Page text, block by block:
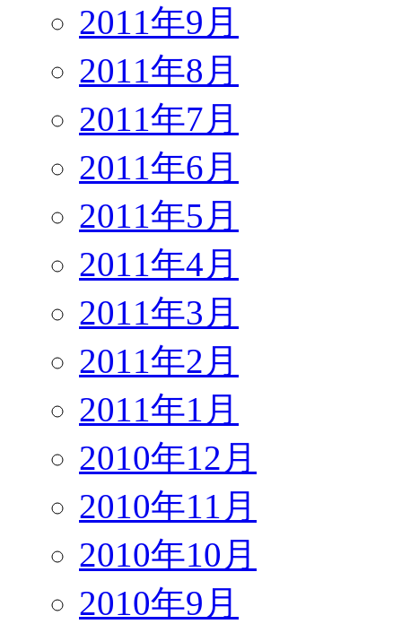
2011年9月
2011年8月
2011年7月
2011年6月
2011年5月
2011年4月
2011年3月
2011年2月
2011年1月
2010年12月
2010年11月
2010年10月
2010年9月